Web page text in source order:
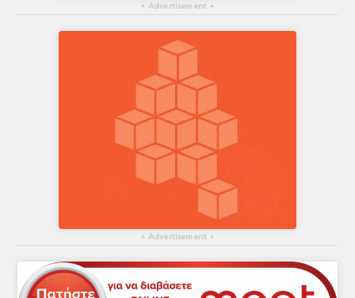
▴ Advertisement ▴
▴ Advertisement ▴